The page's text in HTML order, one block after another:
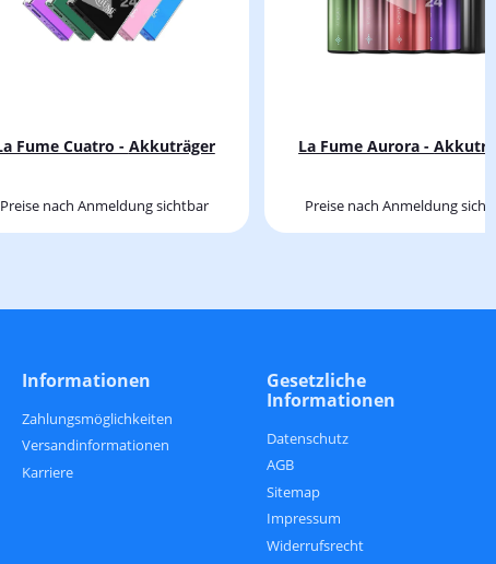
La Fume Cuatro - Akkuträger
Preise nach Anmeldung sichtbar
La Fume Aurora -
Preise nach Anmeldung
Informationen
Zahlungsmöglichkeiten
Versandinformationen
Karriere
Gesetzliche
Informationen
Datenschutz
AGB
Sitemap
Impressum
Widerrufsrecht